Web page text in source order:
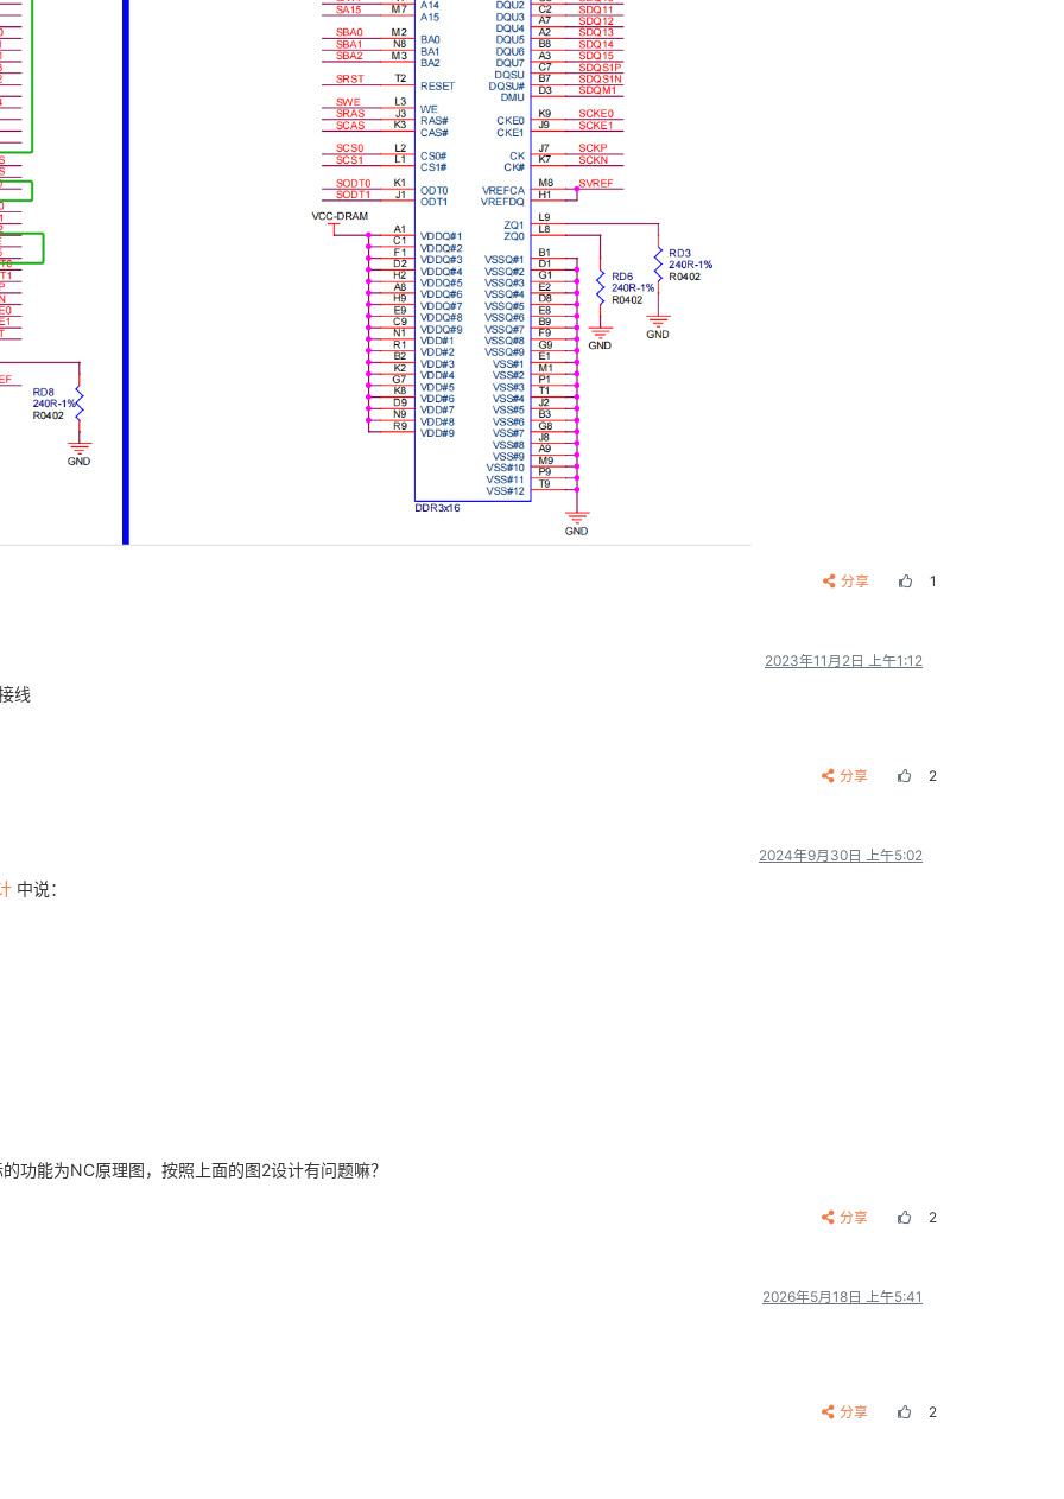
分享 1
2023年11月2日 上午1:12
线
分享 2
2024年9月30日 上午5:02
中说：
功能为NC原理图，按照上面的图2设计有问题嘛？
分享 2
2026年5月18日 上午5:41
分享 2